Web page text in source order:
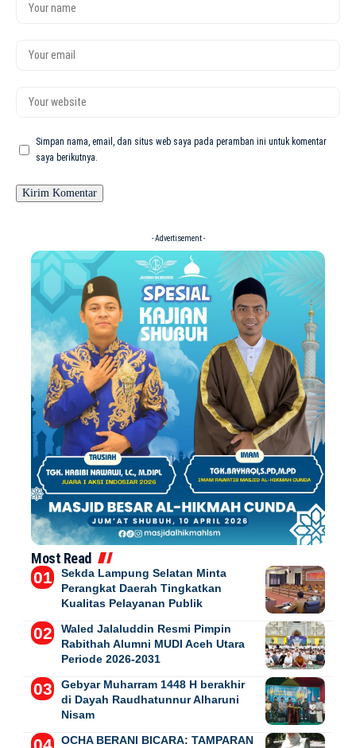
Simpan nama, email, dan situs web saya pada peramban ini untuk komentar
saya berikutnya.
- Advertisement -
Most Read
Sekda Lampung Selatan Minta
Perangkat Daerah Tingkatkan
Kualitas Pelayanan Publik
Waled Jalaluddin Resmi Pimpin
Rabithah Alumni MUDI Aceh Utara
Periode 2026-2031
Gebyar Muharram 1448 H berakhir
di Dayah Raudhatunnur Alharuni
Nisam
OCHA BERANI BICARA: TAMPARAN